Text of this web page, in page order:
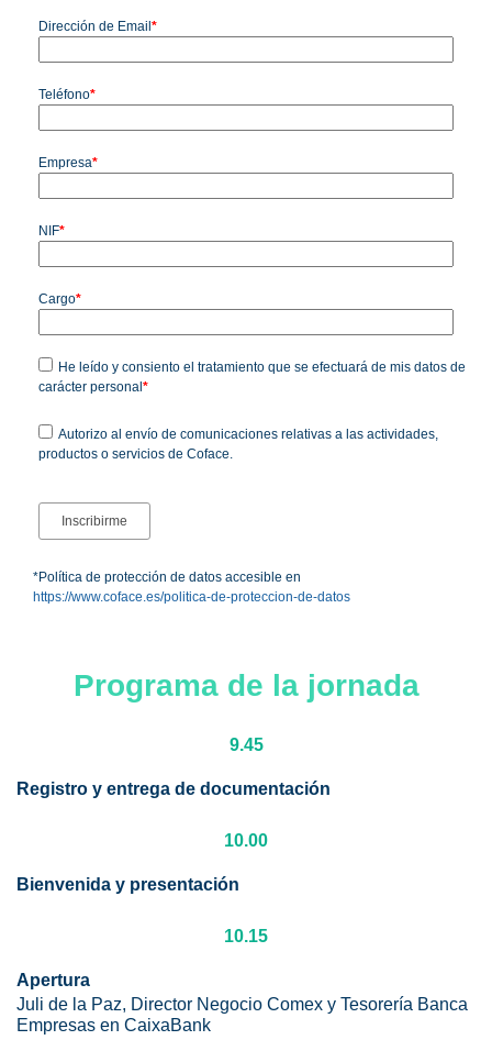
Dirección de Email *
Teléfono*
Empresa*
NIF*
Cargo*
He leído y consiento el tratamiento que se efectuará de mis datos de
carácter personal *
Autorizo al envío de comunicaciones relativas a las actividades,
productos o servicios de Coface.
*Política de protección de datos accesible en
https://www.coface.es/politica-de-proteccion-de-datos
Programa de la jornada
9.45
Registro y entrega de documentación
10.00
Bienvenida y presentación
10.15
Apertura
Juli de la Paz, Director Negocio Comex y Tesorería Banca
Empresas en CaixaBank